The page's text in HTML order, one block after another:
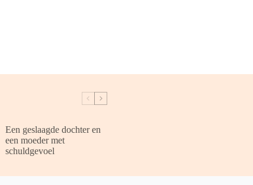
Een geslaagde dochter en
een moeder met
schuldgevoel